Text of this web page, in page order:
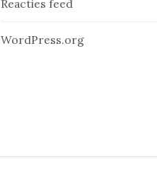
Reacties feed
WordPress.org